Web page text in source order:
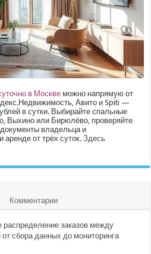
в Москве можно напрямую от
Авито и Spiti —
в сутки. Выбирайте спальные
Выхино или Бирюлёво, проверяйте
владельца и
аренде от трёх суток.Здесь
Комментарии
распределение заказов между
сбора данных до мониторинга